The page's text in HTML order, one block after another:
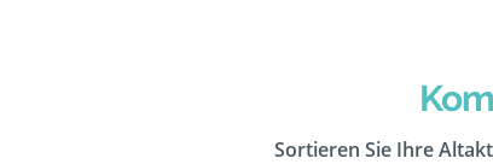
Sortieren Sie Ihre